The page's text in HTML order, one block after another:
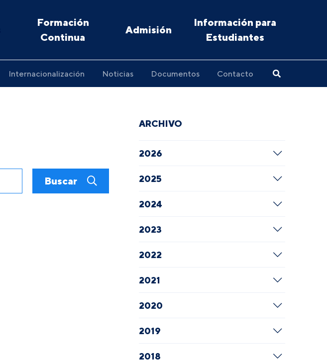
Formación
Continua
Admisión
Información para
Estudiantes
Internacionalización Noticias Documentos Contacto
Buscar
ARCHIVO
2026
2025
2024
2023
2022
2021
2020
2019
2018